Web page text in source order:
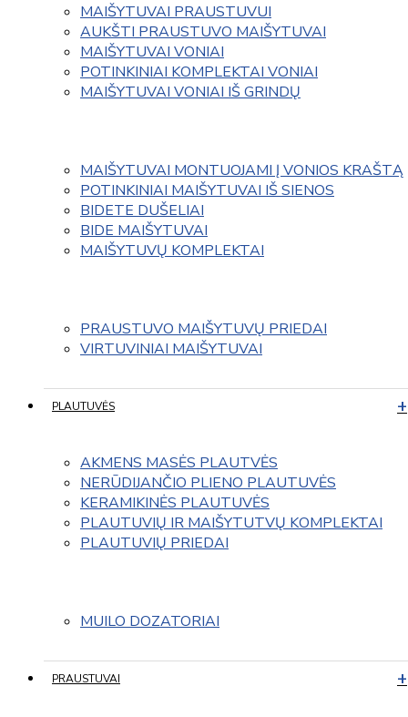
MAIŠYTUVAI PRAUSTUVUI
AUKŠTI PRAUSTUVO MAIŠYTUVAI
MAIŠYTUVAI VONIAI
POTINKINIAI KOMPLEKTAI VONIAI
MAIŠYTUVAI VONIAI IŠ GRINDŲ
MAIŠYTUVAI MONTUOJAMI Į VONIOS KRAŠTĄ
POTINKINIAI MAIŠYTUVAI IŠ SIENOS
BIDETE DUŠELIAI
BIDE MAIŠYTUVAI
MAIŠYTUVŲ KOMPLEKTAI
PRAUSTUVO MAIŠYTUVŲ PRIEDAI
VIRTUVINIAI MAIŠYTUVAI
PLAUTUVĖS
AKMENS MASĖS PLAUTVĖS
NERŪDIJANČIO PLIENO PLAUTUVĖS
KERAMIKINĖS PLAUTUVĖS
PLAUTUVIŲ IR MAIŠYTUTVŲ KOMPLEKTAI
PLAUTUVIŲ PRIEDAI
MUILO DOZATORIAI
PRAUSTUVAI